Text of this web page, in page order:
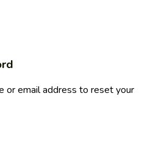
or email address to reset your